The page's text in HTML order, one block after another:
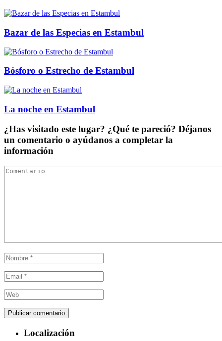
Bazar de las Especias en Estambul
Bósforo o Estrecho de Estambul
La noche en Estambul
¿Has visitado este lugar? ¿Qué te pareció? Déjanos
un comentario o ayúdanos a completar la
información
Localización